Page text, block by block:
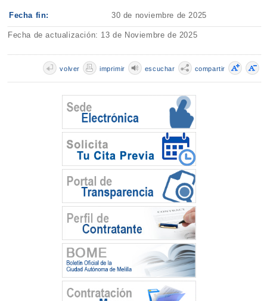
Fecha fin: 30 de noviembre de 2025
Fecha de actualización: 13 de Noviembre de 2025
compartir
escuchar
imprimir
volver